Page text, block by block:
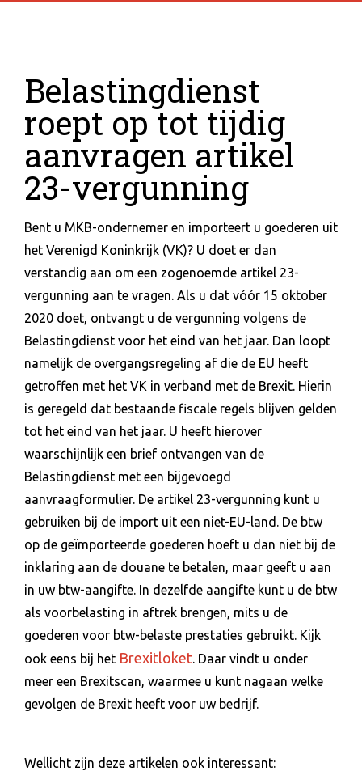
Belastingdienst
roept op tot tijdig
aanvragen artikel
23-vergunning
Bent u MKB-ondernemer en importeert u goederen uit
het Verenigd Koninkrijk (VK)? U doet er dan
verstandig aan om een zogenoemde artikel 23-
vergunning aan te vragen. Als u dat vóór 15 oktober
2020 doet, ontvangt u de vergunning volgens de
Belastingdienst voor het eind van het jaar. Dan loopt
namelijk de overgangsregeling af die de EU heeft
getroffen met het VK in verband met de Brexit. Hierin
is geregeld dat bestaande fiscale regels blijven gelden
tot het eind van het jaar. U heeft hierover
waarschijnlijk een brief ontvangen van de
Belastingdienst met een bijgevoegd
aanvraagformulier. De artikel 23-vergunning kunt u
gebruiken bij de import uit een niet-EU-land. De btw
op de geïmporteerde goederen hoeft u dan niet bij de
inklaring aan de douane te betalen, maar geeft u aan
in uw btw-aangifte. In dezelfde aangifte kunt u de btw
als voorbelasting in aftrek brengen, mits u de
goederen voor btw-belaste prestaties gebruikt. Kijk
ook eens bij het Brexitloket . Daar vindt u onder
meer een Brexitscan, waarmee u kunt nagaan welke
gevolgen de Brexit heeft voor uw bedrijf.
Wellicht zijn deze artikelen ook interessant: